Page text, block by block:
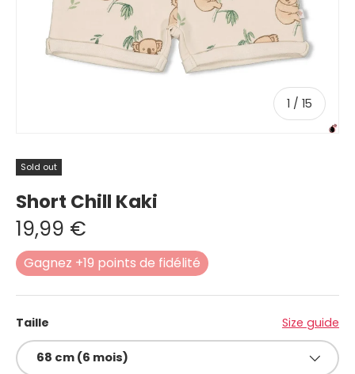
1 / of
15
Sold out
Short Chill Kaki
19,99 €
Gagnez +19 points de fidélité
Taille Size guide
68 cm (6 mois)